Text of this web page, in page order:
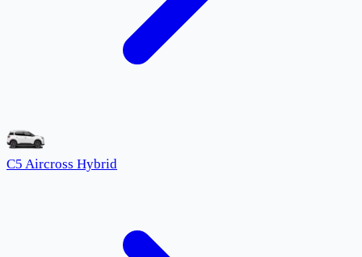
C5 Aircross Hybrid